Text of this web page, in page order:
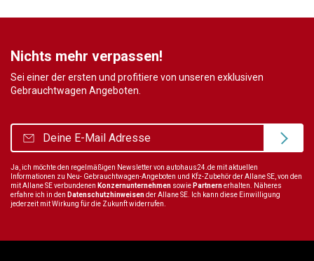
Nichts mehr verpassen!
Sei einer der ersten und profitiere von unseren exklusiven
Gebrauchtwagen Angeboten.
Ja, ich möchte den regelmäßigen Newsletter von autohaus24.de mit aktuellen
Informationen zu Neu- Gebrauchtwagen-Angeboten und Kfz-Zubehör der Allane SE, von den
mit Allane SE verbundenen Konzernunternehmen sowie Partnernerhalten. Näheres
erfahre ich in den Datenschutzhinweisender Allane SE. Ich kann diese Einwilligung
jederzeit mit Wirkung für die Zukunft widerrufen.